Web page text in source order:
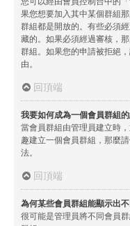
果您想要加入其中某個群組
群組都是開放的。有些必須
藏的。如果必須經過審核，
群組。如果您的申請被拒絕
由。
回頂端
我要如何成為一個會員群組
當會員群組由管理員建立時
趣建立一個會員群組，那麼
法。
回頂端
為何某些會員群組能顯示出
很可能是管理員將不同會員